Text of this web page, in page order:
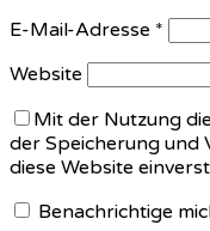
E-Mail-Adresse *
Website
Mit der Nutzung
der Speicherung und
diese Website
Benachrichtige